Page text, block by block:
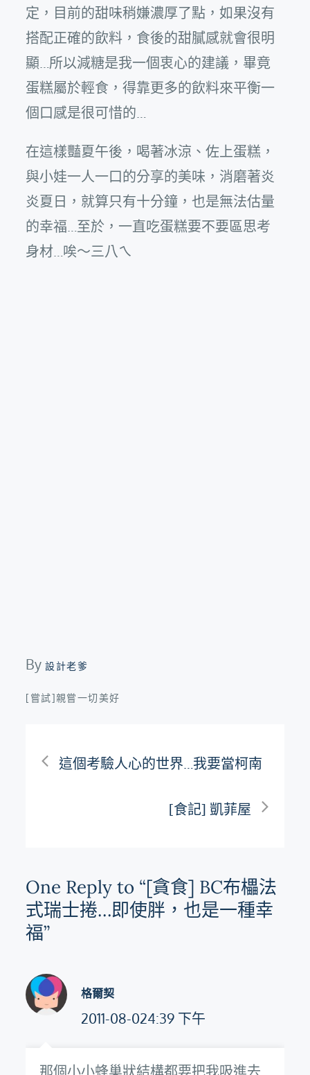
定，目前的甜味稍嫌濃厚了點，如果沒有
搭配正確的飲料，食後的甜膩感就會很明
顯…所以減糖是我一個衷心的建議，畢竟
蛋糕屬於輕食，得靠更多的飲料來平衡一
個口感是很可惜的…
在這樣豔夏午後，喝著冰涼、佐上蛋糕，
與小娃一人一口的分享的美味，消磨著炎
炎夏日，就算只有十分鐘，也是無法估量
的幸福…至於，一直吃蛋糕要不要區思考
身材…唉～三八ㄟ
By設計老爹
[嘗試]親嘗一切美好
文
覽
這個考驗人心的世界…我要當柯南
[食記] 凱菲屋
One Reply to “[貪食] BC布櫑法
式瑞士捲…即使胖，也是一種幸
福”
格爾契
2011-08-024:39 下午
那個小小蜂巢狀結構都要把我吸進去